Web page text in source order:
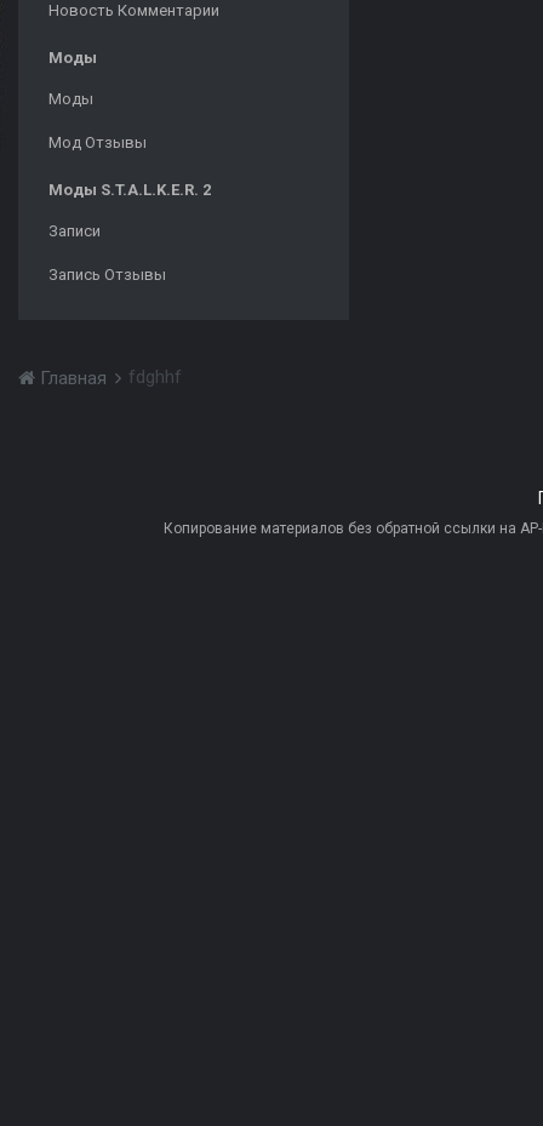
Новость Комментарии
Моды
Моды
Мод Отзывы
Моды S.T.A.L.K.E.R. 2
Записи
Запись Отзывы
Главная fdghhf
Копирование материалов без обратной ссылки на